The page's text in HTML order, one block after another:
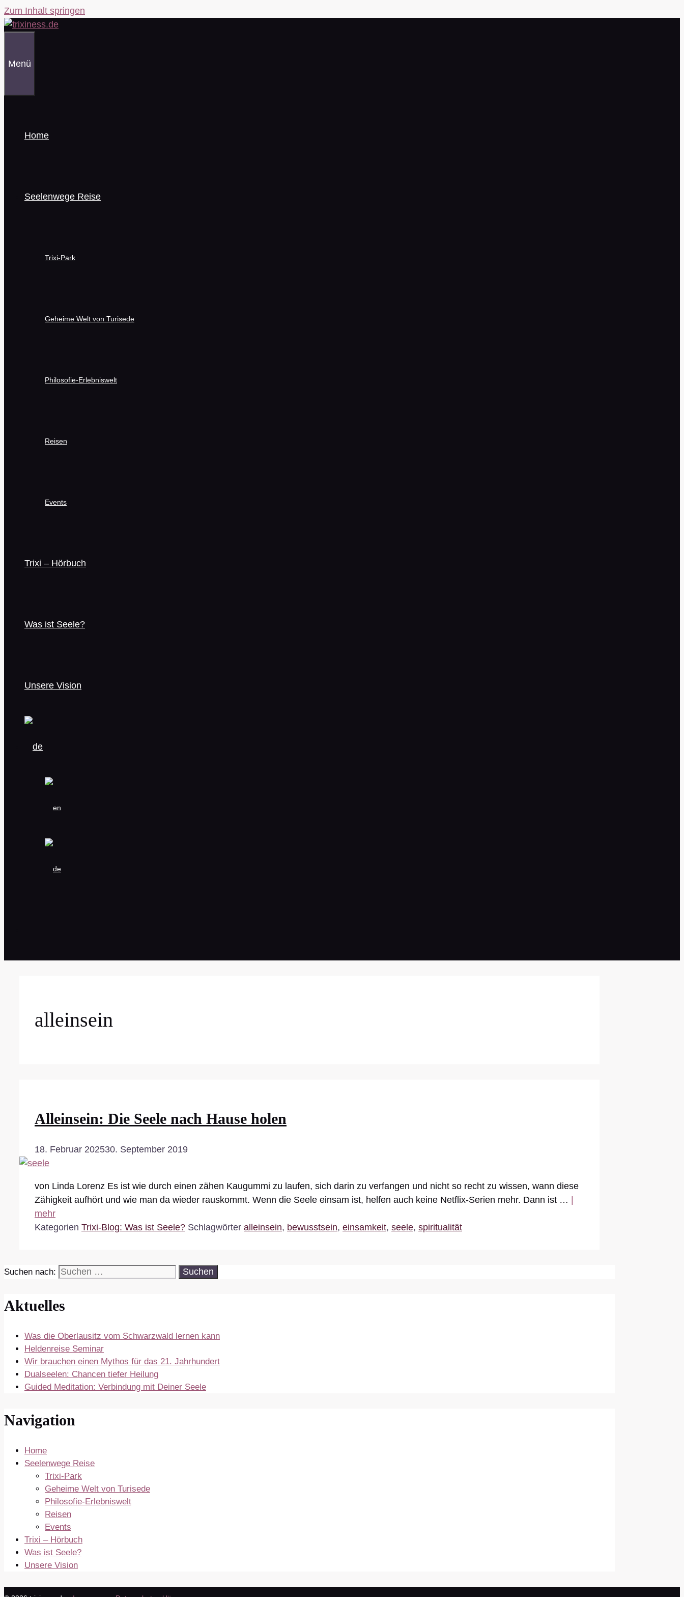
Zum Inhalt springen
Menü
Home
Seelenwege Reise
Trixi-Park
Geheime Welt von Turisede
Philosofie-Erlebniswelt
Reisen
Events
Trixi – Hörbuch
Was ist Seele?
Unsere Vision
alleinsein
Alleinsein: Die Seele nach Hause holen
18. Februar 202530. September 2019
von Linda Lorenz Es ist wie durch einen zähen Kaugummi zu laufen, sich darin zu verfangen und nicht so recht zu wissen, wann diese
Zähigkeit aufhört und wie man da wieder rauskommt. Wenn die Seele einsam ist, helfen auch keine Netflix-Serien mehr. Dann ist …
mehr
Kategorien Trixi-Blog: Was ist Seele? Schlagwörter alleinsein, bewusstsein, einsamkeit, seele, spiritualität
Suchen nach:
Aktuelles
Was die Oberlausitz vom Schwarzwald lernen kann
Heldenreise Seminar
Wir brauchen einen Mythos für das 21. Jahrhundert
Dualseelen: Chancen tiefer Heilung
Guided Meditation: Verbindung mit Deiner Seele
Navigation
Home
Seelenwege Reise
Trixi-Park
Geheime Welt von Turisede
Philosofie-Erlebniswelt
Reisen
Events
Trixi – Hörbuch
Was ist Seele?
Unsere Vision